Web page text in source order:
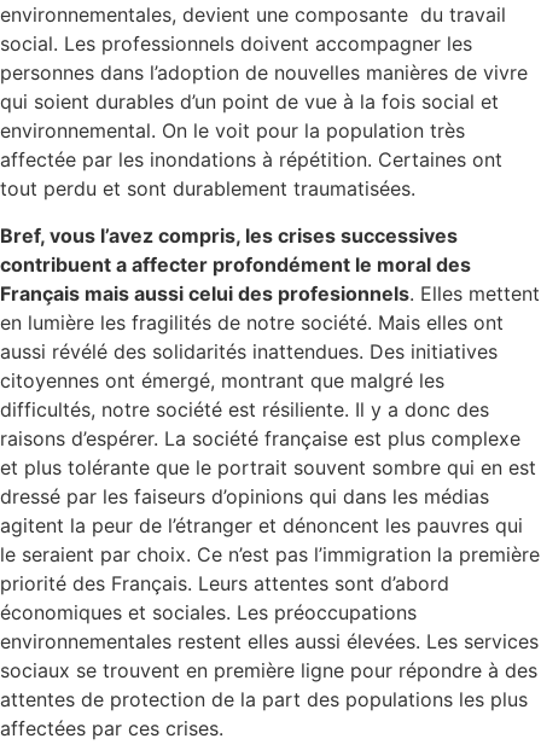
environnementales, devient une composante du travail
social. Les professionnels doivent accompagner les
personnes dans l’adoption de nouvelles manières de vivre
qui soient durables d’un point de vue à la fois social et
environnemental. On le voit pour la population très
affectée par les inondations à répétition. Certaines ont
tout perdu et sont durablement traumatisées.
Bref, vous l’avez compris, les crises successives
contribuent a affecter profondément le moral des
Français mais aussi celui des profesionnels. Elles mettent
en lumière les fragilités de notre société. Mais elles ont
aussi révélé des solidarités inattendues. Des initiatives
citoyennes ont émergé, montrant que malgré les
difficultés, notre société est résiliente. Il y a donc des
raisons d’espérer. La société française est plus complexe
et plus tolérante que le portrait souvent sombre qui en est
dressé par les faiseurs d’opinions qui dans les médias
agitent la peur de l’étranger et dénoncent les pauvres qui
le seraient par choix. Ce n’est pas l’immigration la première
priorité des Français. Leurs attentes sont d’abord
économiques et sociales. Les préoccupations
environnementales restent elles aussi élevées. Les services
sociaux se trouvent en première ligne pour répondre à des
attentes de protection de la part des populations les plus
affectées par ces crises.